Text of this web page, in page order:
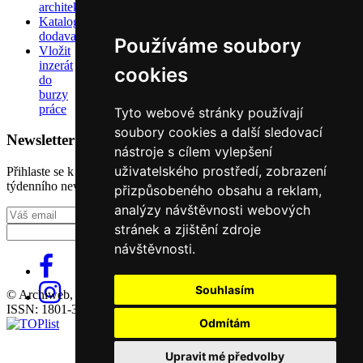
Používáme soubory
cookies
Tyto webové stránky používají
soubory cookies a další sledovací
nástroje s cílem vylepšení
uživatelského prostředí, zobrazení
přizpůsobeného obsahu a reklam,
analýzy návštěvnosti webových
stránek a zjištění zdroje
návštěvnosti.
Souhlasím
Odmítám
Upravit mé předvolby
architektů
Katalog
dodavatelů
Vložit
inzerát
do
burzy
práce
Newsletter
Přihlaste se k odběru našeho pravidelného
týdenního newsletteru:
Fill in „nospam“
© Archiweb, s.r.o. 1997-2026
ISSN: 1801-3902